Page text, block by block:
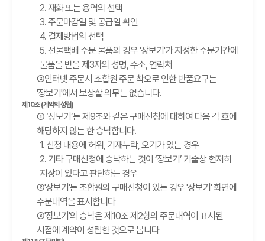
2. 재화 또는 용역의 선택
3. 주문마감일 및 공급일 확인
4. 결제방법의 선택
5. 선물택배 주문 물품의 경우 '장보기'가 지정한 주문기간에
물품을 받을 제3자의 성명, 주소, 연락처
②인터넷 주문시 조합원 주문 착오로 인한 반품요구는
'장보기'에서 보상할 의무는 없습니다.
제10조 (계약의 성립)
① ‘장보기’는 제9조와 같은 구매신청에 대하여 다음 각 호에
해당하지 않는 한 승낙합니다.
1. 신청 내용에 허위, 기재누락, 오기가 있는 경우
2. 기타 구매신청에 승낙하는 것이 ‘장보기’ 기술상 현저히
지장이 있다고 판단하는 경우
②'장보기'는 조합원의 구매신청이 있는 경우 '장보기' 화면에
주문내역을 표시합니다
③'장보기'의 승낙은 제10조 제2항의 주문내역이 표시된
시점에 계약이 성립한 것으로 봅니다